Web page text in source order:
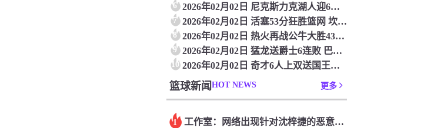
6 2026年02月02日 尼克斯力克湖人迎6连胜 OG25+8 东契奇30+15+8 詹姆斯22+5+6
7 2026年02月02日 活塞53分狂胜篮网 坎宁安18+12 杜伦21+10
8 2026年02月02日 热火再战公牛大胜43分 阿德巴约20+9 公牛三分球41中6
9 2026年02月02日 猛龙送爵士6连败 巴雷特21+6 巴恩斯14+9+4帽 马尔卡宁27+11
10 2026年02月02日 奇才6人上双送国王九连败 巴格利7中7 拉文35+6 德罗赞32分
篮球新闻 HOT NEWS 更多
1 工作室：网络出现针对沈梓捷的恶意伪造视频&不实信息 将依法追究